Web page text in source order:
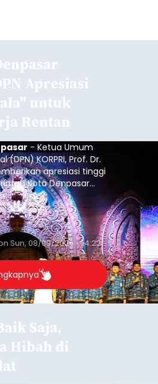
Apresiasi
untuk
Rentan
- Ketua Umum
KORPRI, Prof. Dr.
apresiasi tinggi
Kota Denpasar
dalam
gotong royong
"Sembagi Arutala".
Sun, 08/09/2026 - 14:22
Saja,
Hibah di